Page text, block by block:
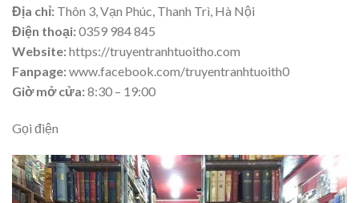
Địa chỉ: Thôn 3, Vạn Phúc, Thanh Trì, Hà Nội
Điện thoại:0359 984 845
Website:https://truyentranhtuoitho.com
Fanpage:www.facebook.com/truyentranhtuoith0
Giờ mở cửa:8:30 – 19:00
Gọi điện